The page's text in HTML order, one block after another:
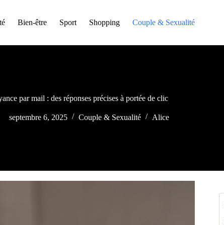
Bien-être Sport Shopping Couple & Sexualité
par mail : des réponses précises à portée de clic
septembre 6, 2025 Couple & Sexualité Alice